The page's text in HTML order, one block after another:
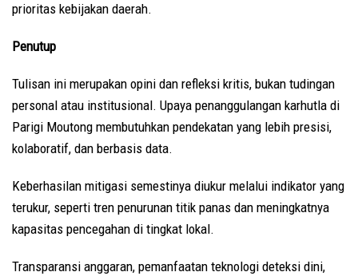
prioritas kebijakan daerah.
Penutup
Tulisan ini merupakan opini dan refleksi kritis, bukan tudingan
personal atau institusional. Upaya penanggulangan karhutla di
Parigi Moutong membutuhkan pendekatan yang lebih presisi,
kolaboratif, dan berbasis data.
Keberhasilan mitigasi semestinya diukur melalui indikator yang
terukur, seperti tren penurunan titik panas dan meningkatnya
kapasitas pencegahan di tingkat lokal.
Transparansi anggaran, pemanfaatan teknologi deteksi dini,